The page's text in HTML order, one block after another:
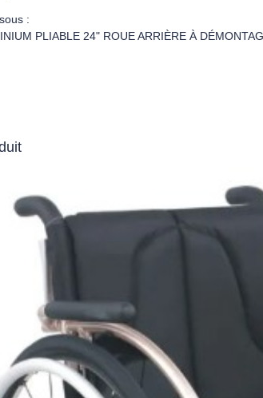
:
PLIABLE 24" ROUE ARRIÈRE À